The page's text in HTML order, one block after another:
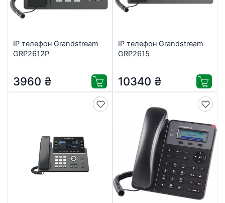
IP телефон Grandstream
GRP2612P
3960 ₴
IP телефон Grandstream
GRP2615
10340 ₴